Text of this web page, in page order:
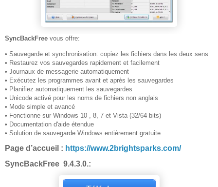
SyncBackFree vous offre:
• Sauvegarde et synchronisation: copiez les fichiers dans les deux sens
• Restaurez vos sauvegardes rapidement et facilement
• Journaux de messagerie automatiquement
• Exécutez les programmes avant et après les sauvegardes
• Planifiez automatiquement les sauvegardes
• Unicode activé pour les noms de fichiers non anglais
• Mode simple et avancé
• Fonctionne sur Windows 10 , 8, 7 et Vista (32/64 bits)
• Documentation d'aide étendue
• Solution de sauvegarde Windows entièrement gratuite.
Page d’accueil : https://www.2brightsparks.com/
SyncBackFree 9.4.3.0.: